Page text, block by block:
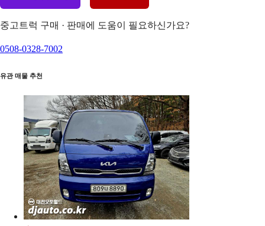
중고트럭 구매 · 판매에 도움이 필요하신가요?
0508-0328-7002
유관 매물 추천